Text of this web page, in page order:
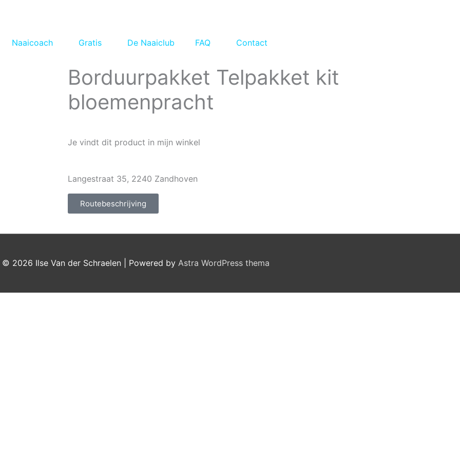
Naaicoach Gratis De Naaiclub FAQ Contact
Borduurpakket Telpakket kit
bloemenpracht
Je vindt dit product in mijn winkel
Langestraat 35, 2240 Zandhoven
Routebeschrijving
© 2026 Ilse Van der Schraelen | Powered by Astra WordPress thema